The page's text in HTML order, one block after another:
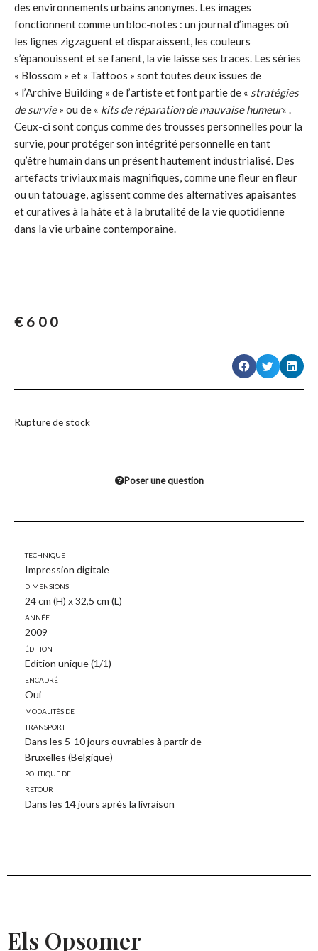
des environnements urbains anonymes. Les images
fonctionnent comme un bloc-notes : un journal d’images où
les lignes zigzaguent et disparaissent, les couleurs
s’épanouissent et se fanent, la vie laisse ses traces. Les séries
« Blossom » et « Tattoos » sont toutes deux issues de
« l’Archive Building » de l’artiste et font partie de « stratégies
de survie» ou de « kits de réparation de mauvaise humeur« .
Ceux-ci sont conçus comme des trousses personnelles pour la
survie, pour protéger son intégrité personnelle en tant
qu’être humain dans un présent hautement industrialisé. Des
artefacts triviaux mais magnifiques, comme une fleur en fleur
ou un tatouage, agissent comme des alternatives apaisantes
et curatives à la hâte et à la brutalité de la vie quotidienne
dans la vie urbaine contemporaine.
€ 600
Rupture de stock
Poser une question
Technique
Impression digitale
Dimensions
24 cm (H) x 32,5 cm (L)
Année
2009
Édition
Edition unique (1/1)
Encadré
Oui
Modalités de
transport
Dans les 5-10 jours ouvrables à partir de
Bruxelles (Belgique)
Politique de
retour
Dans les 14 jours après la livraison
Els Opsomer